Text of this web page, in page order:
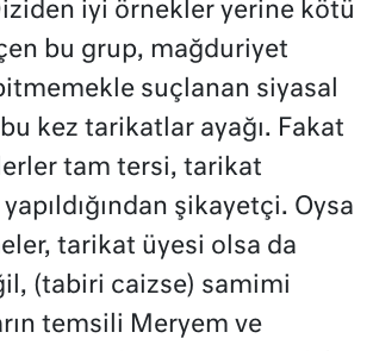
iyi örnekler yerine kötü
bu grup, mağduriyet
suçlanan siyasal
bu kez tarikatlar ayağı. Fakat
tam tersi, tarikat
şikayetçi. Oysa
tarikat üyesi olsa da
(tabiri caizse) samimi
temsili Meryem ve